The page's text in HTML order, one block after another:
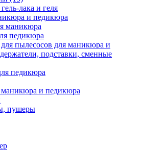
лака и геля
и педикюра
маникюра
педикюра
пылесосов для маникюра и
подставки, сменные
педикюра
и педикюра
пушеры